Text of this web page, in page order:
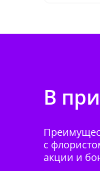
В
с
акции и